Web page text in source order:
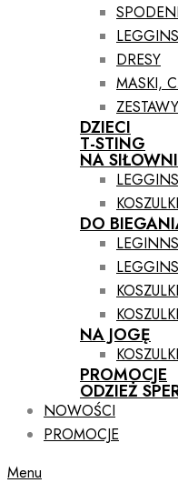
DRESY
MASKI,
DZIECI
T-STING
NA
DO
NA JOGĘ
PROMOCJE
ODZIEŻ
NOWOŚCI
PROMOCJE
Menu